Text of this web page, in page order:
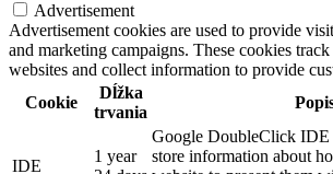
Advertisement
Advertisement cookies are used to provide
and marketing campaigns. These cookies
websites and collect information to provide
Cookie
Dĺžka
trvania
IDE
1 year
Google DoubleClick IDE
store information about